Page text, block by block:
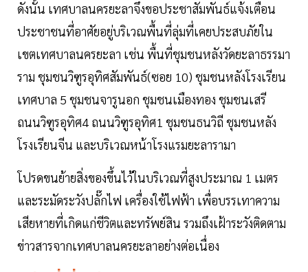
ดังนั้น เทศบาลนครยะลาจึงขอประชาสัมพันธ์แจ้งเตือน
ประชาชนที่อาศัยอยู่บริเวณพื้นที่ลุ่มที่เคยประสบภัยใน
เขตเทศบาลนครยะลา เช่น พื้นที่ชุมชนหลังวัดยะลาธรรมา
ราม ชุมชนวิฑูรอุทิศสัมพันธ์(ซอย 10) ชุมชนหลังโรงเรียน
เทศบาล 5 ชุมชนจารูนอก ชุมชนเมืองทอง ชุมชนเสรี
ถนนวิฑูรอุทิศ4 ถนนวิฑูรอุทิศ1 ชุมชนธนวิถี ชุมชนหลัง
โรงเรียนจีน และบริเวณหน้าโรงแรมยะลารามา
โปรดขนย้ายสิ่งของขึ้นไว้ในบริเวณที่สูงประมาณ 1 เมตร
และระมัดระวังปลั๊กไฟ เครื่องใช้ไฟฟ้า เพื่อบรรเทาความ
เสียหายที่เกิดแก่ชีวิตและทรัพย์สิน รวมถึงเฝ้าระวังติดตาม
ข่าวสารจากเทศบาลนครยะลาอย่างต่อเนื่อง